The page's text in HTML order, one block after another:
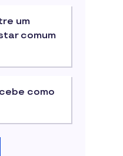
um
comum
como